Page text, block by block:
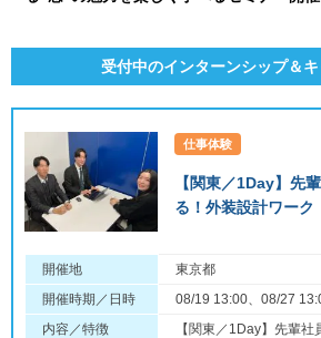
受付中のインターンシップ＆
仕事体験
【関東／1Day】先
る！外装設計ワーク
開催地
東京都
開催時期／日時
08/19 13:00、08/27
内容／特徴
【関東／1Day】先輩社